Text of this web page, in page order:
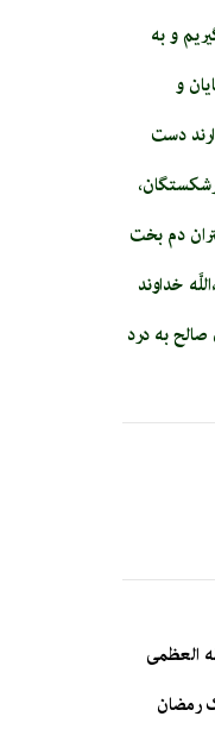
و به
و
دست
دم بخت
خداوند
به درد
العظمی
رمضان